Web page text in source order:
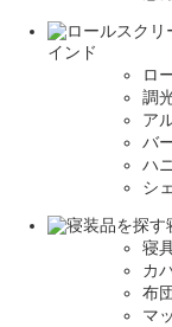
インド
ロ
調
ア
バ
ハ
シ
寝
カ
布団
マ